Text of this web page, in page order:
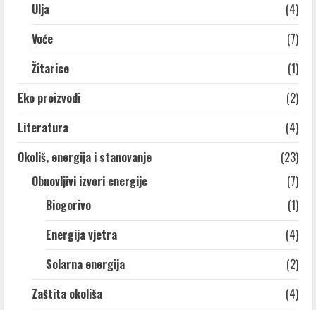
Ulja
(4)
Voće
(7)
Žitarice
(1)
Eko proizvodi
(2)
Literatura
(4)
Okoliš, energija i stanovanje
(23)
Obnovljivi izvori energije
(7)
Biogorivo
(1)
Energija vjetra
(4)
Solarna energija
(2)
Zaštita okoliša
(4)